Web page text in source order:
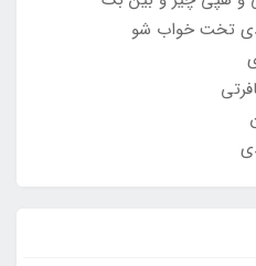
تخت خواب شو